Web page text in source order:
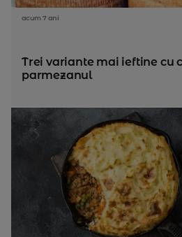
acum 7 ani
Trei variante mai ieftine cu
parmezanul